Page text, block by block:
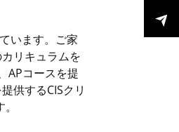
います。ご家
リキュラムを
APコースを提
供するCISクリ